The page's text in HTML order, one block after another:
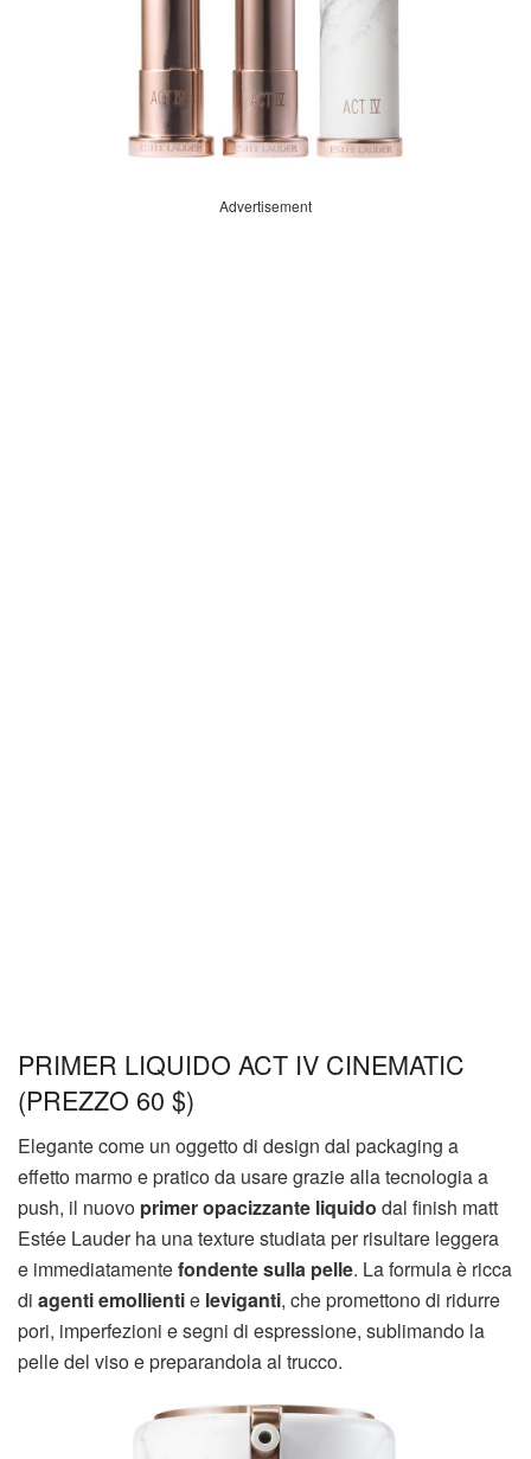
Advertisement
PRIMER LIQUIDO ACT IV CINEMATIC
(PREZZO 60 $)
Elegante come un oggetto di design dal packaging a
effetto marmo e pratico da usare grazie alla tecnologia a
push, il nuovo primer opacizzante liquido dal finish matt
Estée Lauder ha una texture studiata per risultare leggera
e immediatamentefondente sulla pelle. La formula è ricca
di agenti emollientie leviganti, che promettono di ridurre
pori, imperfezioni e segni di espressione, sublimando la
pelle del viso e preparandola al trucco.